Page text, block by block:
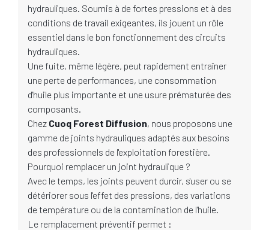
hydrauliques. Soumis à de fortes pressions et à des
conditions de travail exigeantes, ils jouent un rôle
essentiel dans le bon fonctionnement des circuits
hydrauliques.
Une fuite, même légère, peut rapidement entraîner
une perte de performances, une consommation
d'huile plus importante et une usure prématurée des
composants.
Chez Cuoq Forest Diffusion, nous proposons une
gamme de joints hydrauliques adaptés aux besoins
des professionnels de l'exploitation forestière.
Pourquoi remplacer un joint hydraulique ?
Avec le temps, les joints peuvent durcir, s'user ou se
détériorer sous l'effet des pressions, des variations
de température ou de la contamination de l'huile.
Le remplacement préventif permet :